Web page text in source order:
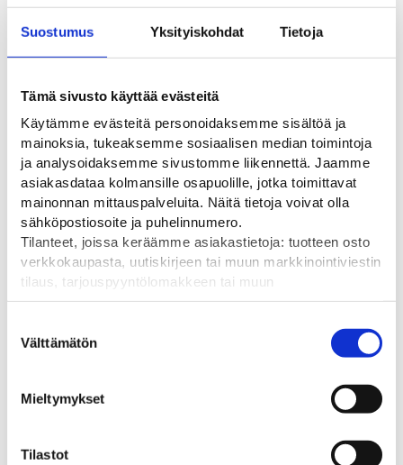
Suostumus Yksityiskohdat Tietoja
Tämä sivusto käyttää evästeitä
Käytämme evästeitä personoidaksemme sisältöä ja
mainoksia, tukeaksemme sosiaalisen median toimintoja
ja analysoidaksemme sivustomme liikennettä. Jaamme
asiakasdataa kolmansille osapuolille, jotka toimittavat
mainonnan mittauspalveluita. Näitä tietoja voivat olla
sähköpostiosoite ja puhelinnumero.
Tilanteet, joissa keräämme asiakastietoja: tuotteen osto
verkkokaupasta, uutiskirjeen tai muun markkinointiviestin
tilaus, tarjouspyyntölomakkeen tai muun
yhteydenottolomakkeen lähettäminen, käyttäjätilin
pyydetään erillinen suostumus tiedon käyttämiseen
markkinoinnissa. Hyväksymällä mainontaevästeet,
hyväksyt asiakasdatan jakamisen kolmansille osapuolille
mainonnan mittaamista varten.
valinta
Välttämätön
Mieltymykset
Tilastot
Saatat myös pitää...
Nissen Nitra City Flash
Led
hämäräkytkin vilkkuna
57,00
Nissen Nitra Euro-Led
sulkulyhty
suljetusta tiestä
Tutustu myös